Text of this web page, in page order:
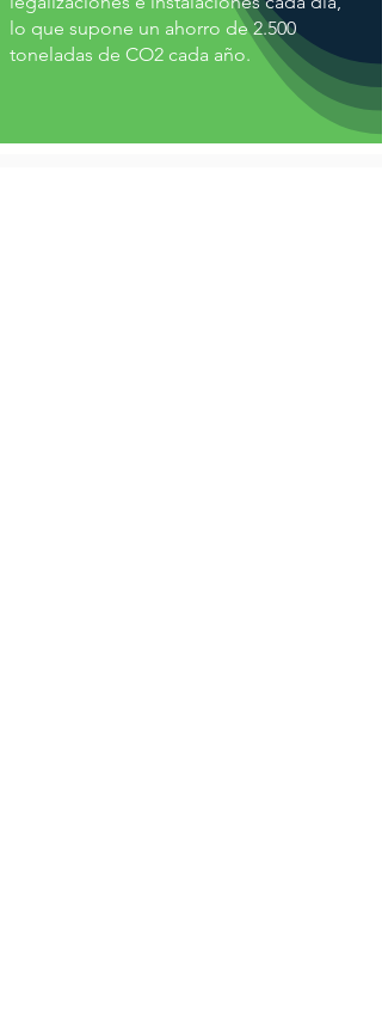
lo que supone un ahorro de 2.500
toneladas de CO2 cada año.